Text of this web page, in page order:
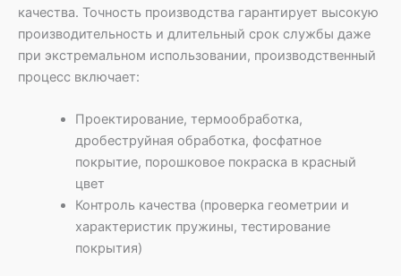
качества. Точность производства гарантирует высокую
производительность и длительный срок службы даже
при экстремальном использовании, производственный
процесс включает:
Проектирование, термообработка,
дробеструйная обработка, фосфатное
покрытие, порошковое покраска в красный
цвет
Контроль качества (проверка геометрии и
характеристик пружины, тестирование
покрытия)